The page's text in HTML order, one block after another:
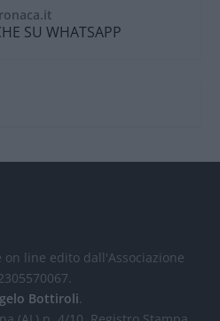
SU WHATSAPP
line edito dall'Associazione
Bottiroli.